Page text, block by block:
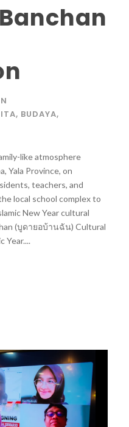
, BUDAYA,
like atmosphere
Yala Province, on
teachers, and
local school complex to
New Year cultural
(บูดายอบ้านฉัน) Cultural
Year....